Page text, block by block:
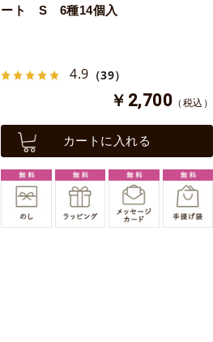
ート S 6種14個入
4.9 （39）
￥2,700 （税込）
カートに入れる